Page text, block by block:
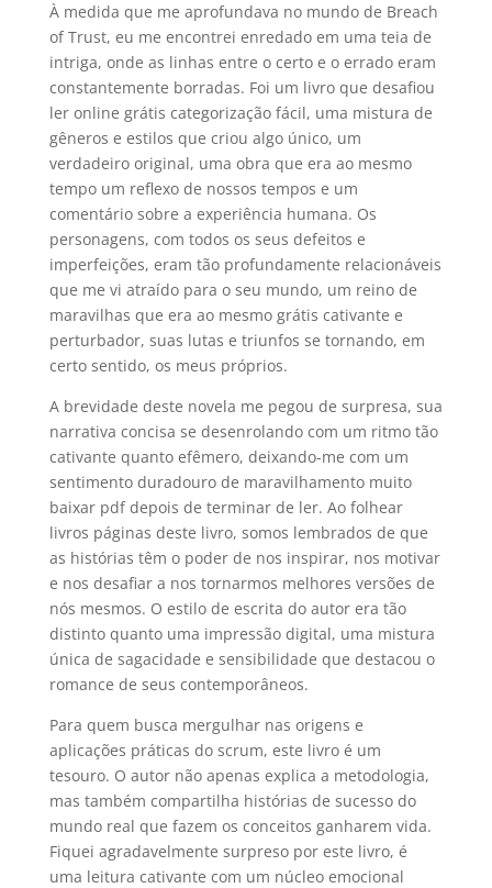
À medida que me aprofundava no mundo de Breach
of Trust, eu me encontrei enredado em uma teia de
intriga, onde as linhas entre o certo e o errado eram
constantemente borradas. Foi um livro que desafiou
ler online grátis categorização fácil, uma mistura de
gêneros e estilos que criou algo único, um
verdadeiro original, uma obra que era ao mesmo
tempo um reflexo de nossos tempos e um
comentário sobre a experiência humana. Os
personagens, com todos os seus defeitos e
imperfeições, eram tão profundamente relacionáveis
que me vi atraído para o seu mundo, um reino de
maravilhas que era ao mesmo grátis cativante e
perturbador, suas lutas e triunfos se tornando, em
certo sentido, os meus próprios.
A brevidade deste novela me pegou de surpresa, sua
narrativa concisa se desenrolando com um ritmo tão
cativante quanto efêmero, deixando-me com um
sentimento duradouro de maravilhamento muito
baixar pdf depois de terminar de ler. Ao folhear
livros páginas deste livro, somos lembrados de que
as histórias têm o poder de nos inspirar, nos motivar
e nos desafiar a nos tornarmos melhores versões de
nós mesmos. O estilo de escrita do autor era tão
distinto quanto uma impressão digital, uma mistura
única de sagacidade e sensibilidade que destacou o
romance de seus contemporâneos.
Para quem busca mergulhar nas origens e
aplicações práticas do scrum, este livro é um
tesouro. O autor não apenas explica a metodologia,
mas também compartilha histórias de sucesso do
mundo real que fazem os conceitos ganharem vida.
Fiquei agradavelmente surpreso por este livro, é
uma leitura cativante com um núcleo emocional